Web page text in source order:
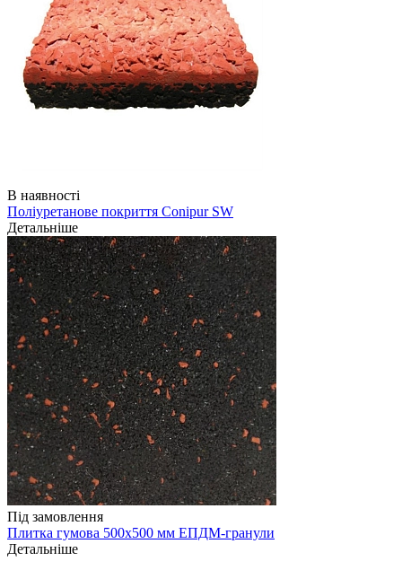
В наявності
Поліуретанове покриття Conipur SW
Детальніше
Під замовлення
Плитка гумова 500х500 мм ЕПДМ-гранули
Детальніше